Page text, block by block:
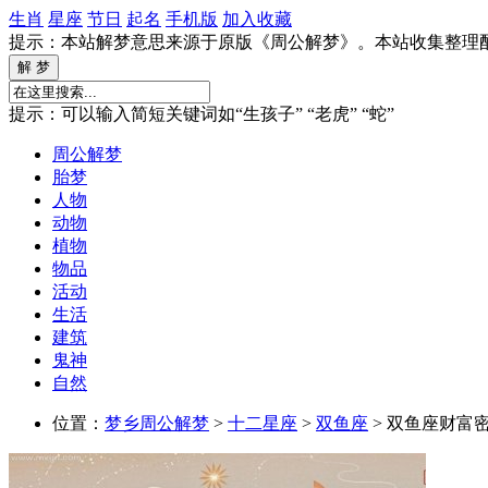
生肖 星座 节日 起名 手机版 加入收藏
提示：本站解梦意思来源于原版《周公解梦》。本站收集整理
提示：可以输入简短关键词如“生孩子” “老虎” “蛇”
周公解梦
胎梦
人物
动物
植物
物品
活动
生活
建筑
鬼神
自然
位置： 梦乡周公解梦 > 十二星座 > 双鱼座 > 双鱼座财富